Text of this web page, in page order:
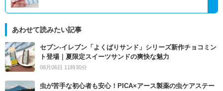
あわせて読みたい記事
セブン‐イレブン「よくばりサンド」シリーズ新作チョコミン
ト登場｜夏限定スイーツサンドの爽快な魅力
08月06日 11時30分
虫が苦手な初心者も安心！PICA×アース製薬の虫ケアステー